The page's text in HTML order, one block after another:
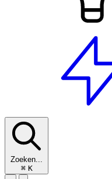
Zoeken...
⌘ K